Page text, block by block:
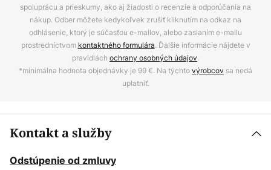
spoluprácu a prieskumy, ako aj žiadosti o recenzie a odporúčania na
nákup. Odber môžete kedykoľvek zrušiť kliknutím na odkaz na
odhlásenie, ktorý je súčasťou e-mailov, alebo zaslaním e-mailu
prostredníctvom kontaktného formulára. Ďalšie informácie nájdete v
pravidlách ochrany osobných údajov.
*minimálna hodnota objednávky je 99 €. Na týchtovýrobcov sa nedá
uplatniť.
Kontakt a služby
Odstúpenie od zmluvy